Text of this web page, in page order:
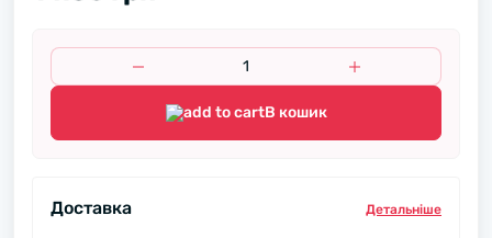
В кошик
Доставка Детальнiше